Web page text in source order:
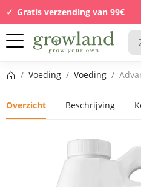
Gratis verzending van 99€
Startpagina
/ Voeding / Voeding /
Overzicht Beschrijving